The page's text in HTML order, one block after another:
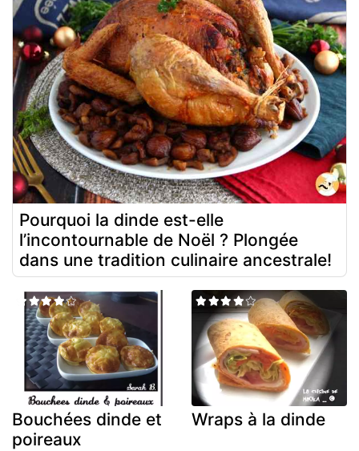
Pourquoi la dinde est-elle
l’incontournable de Noël ? Plongée
dans une tradition culinaire ancestrale!
Bouchées dinde et
poireaux
Wraps à la dinde